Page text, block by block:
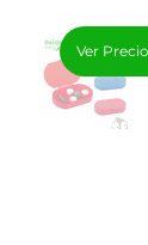
Ver